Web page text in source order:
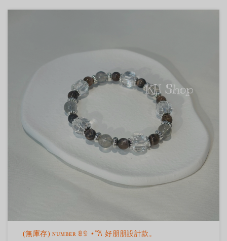
(無庫存) ɴᴜᴍʙᴇʀ 𝟠𝟡 ⋆˚𐙚 好朋朋設計款。